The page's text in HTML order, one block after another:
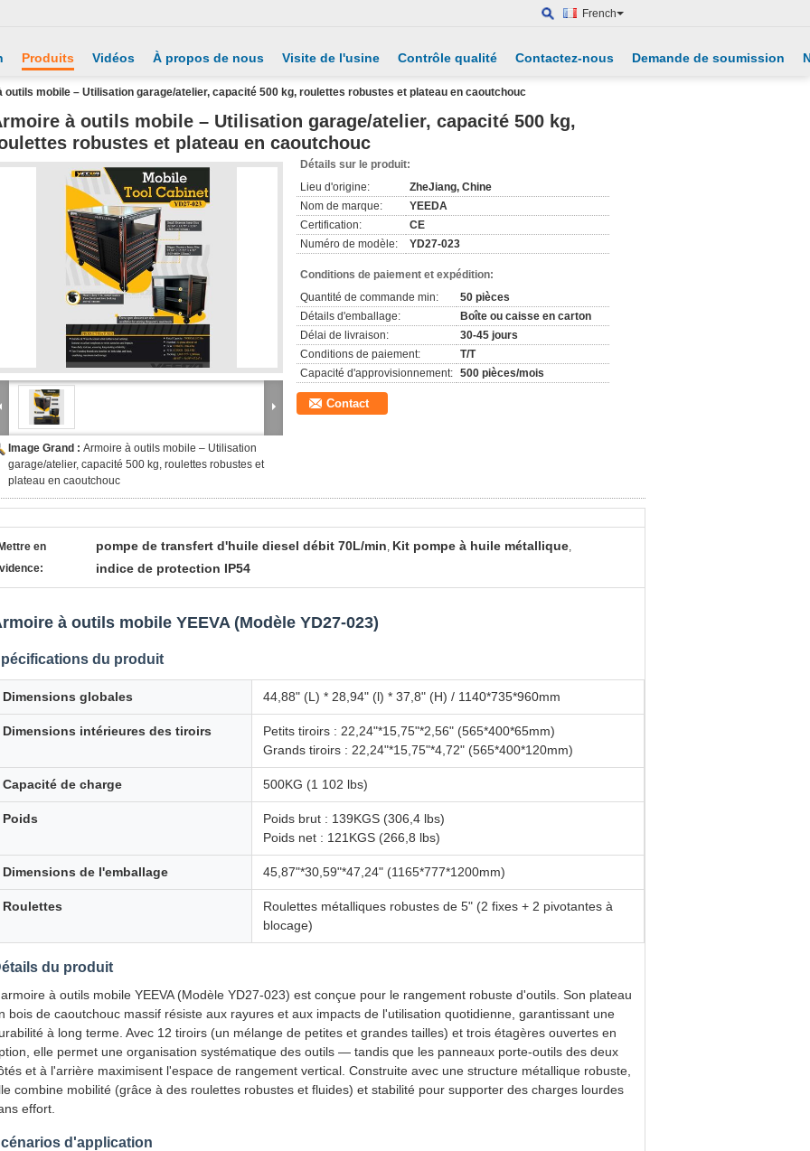
French
Produits Vidéos À propos de nous Visite de l'usine Contrôle qualité Contactez-nous Demande de soumission
outils mobile – Utilisation garage/atelier, capacité 500 kg, roulettes robustes et plateau en caoutchouc
à outils mobile – Utilisation garage/atelier, capacité 500 kg,
robustes et plateau en caoutchouc
Image Grand : Armoire à outils mobile – Utilisation
garage/atelier, capacité 500 kg, roulettes robustes et
plateau en caoutchouc
Détails sur le produit:
Lieu d'origine:
ZheJiang, Chine
Nom de marque:
YEEDA
Certification:
CE
Numéro de modèle:
YD27-023
Conditions de paiement et expédition:
Quantité de commande min:
50 pièces
Détails d'emballage:
Boîte ou caisse en carton
Délai de livraison:
30-45 jours
Conditions de paiement:
T/T
Capacité d'approvisionnement: 500 pièces/mois
Contact
Mettre en
pompe de transfert d'huile diesel débit 70L/min, Kit pompe à huile métallique,
indice de protection IP54
à outils mobile YEEVA (Modèle YD27-023)
du produit
Dimensions globales 44,88" (L) * 28,94" (l) * 37,8" (H) / 1140*735*960mm
Dimensions intérieures des tiroirs
Petits tiroirs : 22,24"*15,75"*2,56" (565*400*65mm)
Grands tiroirs : 22,24"*15,75"*4,72" (565*400*120mm)
Capacité de charge 500KG (1 102 lbs)
Poids
Poids brut : 139KGS (306,4 lbs)
Poids net : 121KGS (266,8 lbs)
Dimensions de l'emballage 45,87"*30,59"*47,24" (1165*777*1200mm)
Roulettes
Roulettes métalliques robustes de 5" (2 fixes + 2 pivotantes à
blocage)
du produit
à outils mobile YEEVA (Modèle YD27-023) est conçue pour le rangement robuste d'outils. Son plateau
bois de caoutchouc massif résiste aux rayures et aux impacts de l'utilisation quotidienne, garantissant une
à long terme. Avec 12 tiroirs (un mélange de petites et grandes tailles) et trois étagères ouvertes en
elle permet une organisation systématique des outils — tandis que les panneaux porte-outils des deux
et à l'arrière maximisent l'espace de rangement vertical. Construite avec une structure métallique robuste,
combine mobilité (grâce à des roulettes robustes et fluides) et stabilité pour supporter des charges lourdes
effort.
d'application